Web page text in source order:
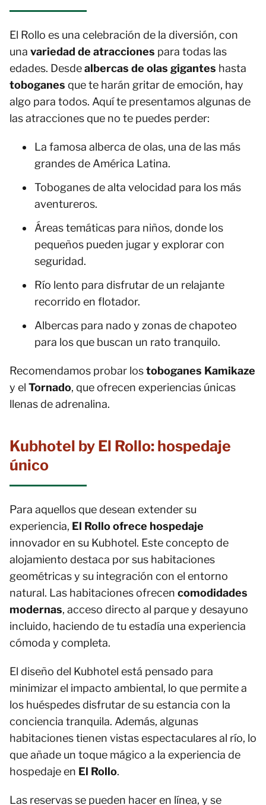
El Rollo es una celebración de la diversión, con
una variedad de atracciones para todas las
edades. Desdealbercas de olas gigantes hasta
toboganes que te harán gritar de emoción, hay
algo para todos. Aquí te presentamos algunas de
las atracciones que no te puedes perder:
La famosa alberca de olas, una de las más
grandes de América Latina.
Toboganes de alta velocidad para los más
aventureros.
Áreas temáticas para niños, donde los
pequeños pueden jugar y explorar con
seguridad.
Río lento para disfrutar de un relajante
recorrido en flotador.
Albercas para nado y zonas de chapoteo
para los que buscan un rato tranquilo.
Recomendamos probar lostoboganes Kamikaze
y el Tornado, que ofrecen experiencias únicas
llenas de adrenalina.
Kubhotel by El Rollo: hospedaje
único
Para aquellos que desean extender su
experiencia, El Rollo ofrece hospedaje
innovador en su Kubhotel. Este concepto de
alojamiento destaca por sus habitaciones
geométricas y su integración con el entorno
natural. Las habitaciones ofrecen comodidades
modernas, acceso directo al parque y desayuno
incluido, haciendo de tu estadía una experiencia
cómoda y completa.
El diseño del Kubhotel está pensado para
minimizar el impacto ambiental, lo que permite a
los huéspedes disfrutar de su estancia con la
conciencia tranquila. Además, algunas
habitaciones tienen vistas espectaculares al río, lo
que añade un toque mágico a la experiencia de
hospedaje en El Rollo.
Las reservas se pueden hacer en línea, y se